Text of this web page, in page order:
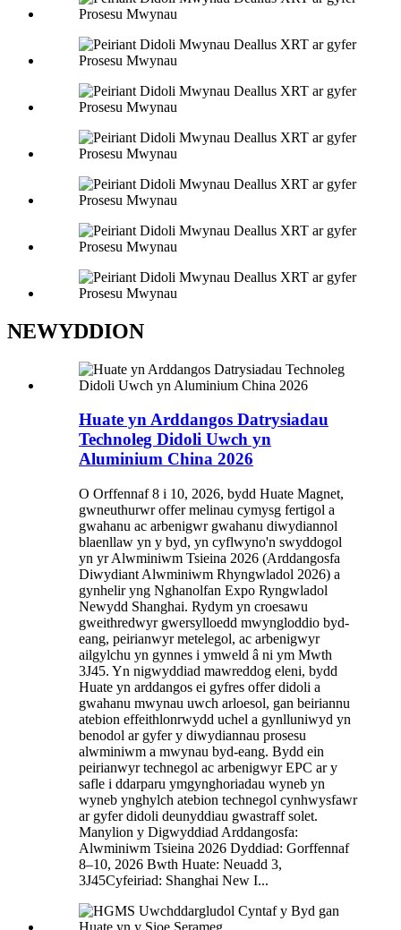
NEWYDDION
Huate yn Arddangos Datrysiadau
Technoleg Didoli Uwch yn
Aluminium China 2026
O Orffennaf 8 i 10, 2026, bydd Huate Magnet,
gwneuthurwr offer melinau cymysg fertigol a
gwahanu ac arbenigwr gwahanu diwydiannol
blaenllaw yn y byd, yn cyflwyno'n swyddogol
yn yr Alwminiwm Tsieina 2026 (Arddangosfa
Diwydiant Alwminiwm Rhyngwladol 2026) a
gynhelir yng Nghanolfan Expo Ryngwladol
Newydd Shanghai. Rydym yn croesawu
gweithredwyr gwersylloedd mwyngloddio byd-
eang, peirianwyr metelegol, ac arbenigwyr
ailgylchu yn gynnes i ymweld â ni ym Mwth
3J45. Yn nigwyddiad mawreddog eleni, bydd
Huate yn arddangos ei gyfres offer didoli a
gwahanu mwynau uwch arloesol, gan beiriannu
atebion effeithlonrwydd uchel a gynlluniwyd yn
benodol ar gyfer y diwydiannau prosesu
alwminiwm a mwynau byd-eang. Bydd ein
peirianwyr technegol ac arbenigwyr EPC ar y
safle i ddarparu ymgynghoriadau wyneb yn
wyneb ynghylch atebion technegol cynhwysfawr
ar gyfer didoli deunyddiau gwastraff solet.
Manylion y Digwyddiad Arddangosfa:
Alwminiwm Tsieina 2026 Dyddiad: Gorffennaf
8–10, 2026 Bwth Huate: Neuadd 3,
3J45Cyfeiriad: Shanghai New I...